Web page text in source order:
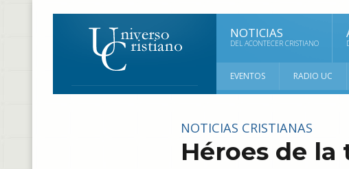
NOTICIAS
DEL ACONTECER CRISTIANO
EVENTOS RADIO UC
NOTICIAS CRISTIANAS
Héroes de